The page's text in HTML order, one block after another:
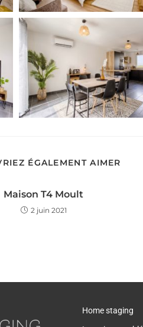
ÉGALEMENT AIMER
Maison T4 Moult
2 juin 2021
Home staging